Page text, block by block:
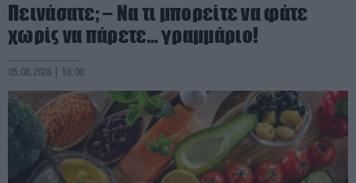
Πεινάσατε; – Να τι μπορείτε να φάτε
χωρίς να πάρετε… γραμμάριο!
05.08.2026 | 16:00